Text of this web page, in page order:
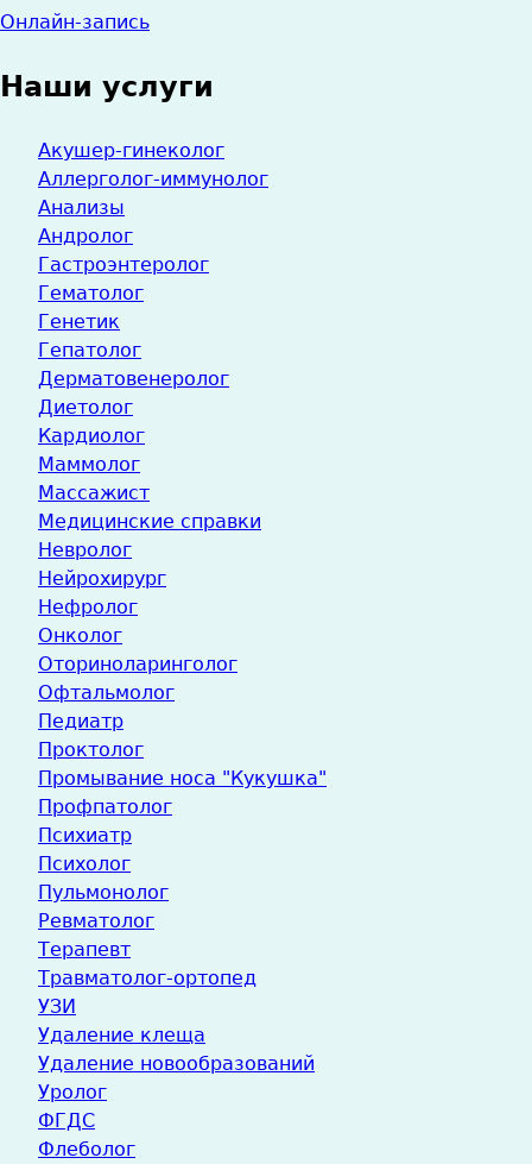
Онлайн-запись
Наши услуги
Акушер-гинеколог
Аллерголог-иммунолог
Анализы
Андролог
Гастроэнтеролог
Гематолог
Генетик
Гепатолог
Дерматовенеролог
Диетолог
Кардиолог
Маммолог
Массажист
Медицинские справки
Невролог
Нейрохирург
Нефролог
Онколог
Оториноларинголог
Офтальмолог
Педиатр
Проктолог
Промывание носа "Кукушка"
Профпатолог
Психиатр
Психолог
Пульмонолог
Ревматолог
Терапевт
Травматолог-ортопед
УЗИ
Удаление клеща
Удаление новообразований
Уролог
ФГДС
Флеболог